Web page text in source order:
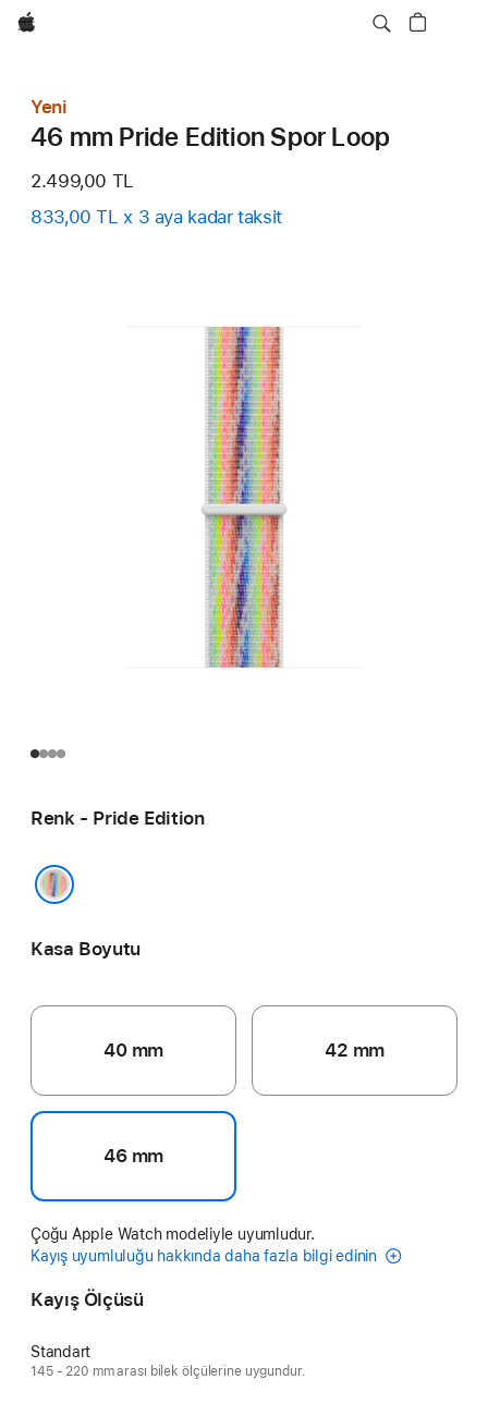
wzlhp
Yeni
46 mm Pride Edition Spor Loop
2.499,00 TL
833,00 TL x 3 aya kadar taksit
Renk - Pride Edition
Kasa Boyutu
40 mm 42 mm
46 mm
Çoğu Apple Watch modeliyle uyumludur.
Kayış uyumluluğu hakkında daha fazla bilgi edinin
Kayış Ölçüsü
Standart
145 - 220 mm arası bilek ölçülerine uygundur.